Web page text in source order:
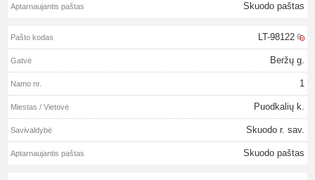
Skuodo paštas
LT-98122
Beržų g.
1
Puodkalių k.
Skuodo r. sav.
Skuodo paštas